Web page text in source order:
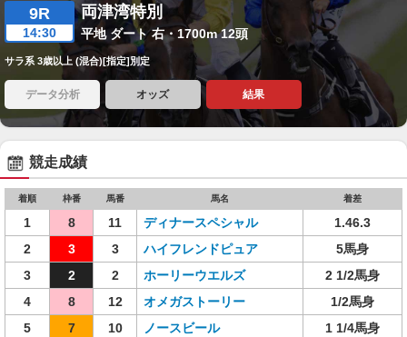
9R
14:30
両津湾特別
平地 ダート 右・1700m 12頭
サラ系 3歳以上 (混合)[指定]別定
データ分析 オッズ 結果
競走成績
着順 枠番 馬番 馬名 着差
1 8 11 ディナースペシャル
1.46.3
2
3 3 ハイフレンドピュア
5馬身
3
2 2 ホーリーウエルズ
2 1/2馬身
4
8 12 オメガストーリー
1/2馬身
5
7 10 ノースビール
1 1/4馬身